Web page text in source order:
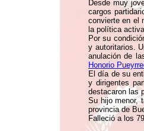
Desde muy
cargos
convierte en el
la política
Por su
y autoritarios.
anulación de
Honorio
El día de su
y dirigentes
destacaron las
Su hijo menor,
provincia de
Falleció a los